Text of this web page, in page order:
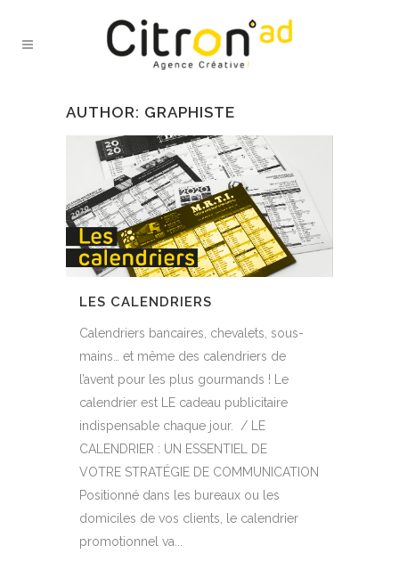
AUTHOR: GRAPHISTE
LES CALENDRIERS
Calendriers bancaires, chevalets, sous-
mains… et même des calendriers de
l’avent pour les plus gourmands ! Le
calendrier est LE cadeau publicitaire
indispensable chaque jour. / LE
CALENDRIER : UN ESSENTIEL DE
VOTRE STRATÉGIE DE COMMUNICATION
Positionné dans les bureaux ou les
domiciles de vos clients, le calendrier
promotionnel va...